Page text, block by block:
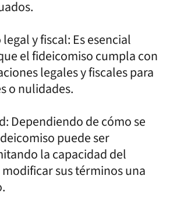
y fiscal: Es esencial
el fideicomiso cumpla con
legales y fiscales para
o nulidades.
Dependiendo de cómo se
puede ser
la capacidad del
sus términos una